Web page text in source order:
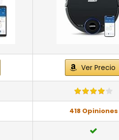
Ver Precio
418 Opiniones